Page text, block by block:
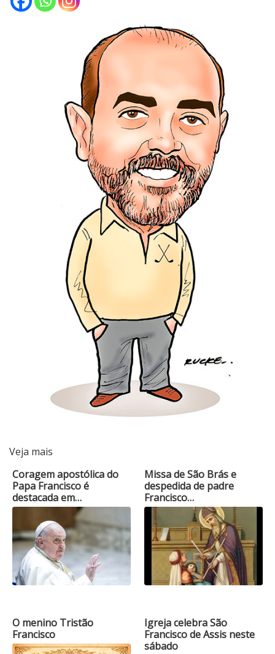
Veja mais
Coragem apostólica do
Papa Francisco é
destacada em…
Missa de São Brás e
despedida de padre
Francisco…
O menino Tristão
Francisco
Igreja celebra São
Francisco de Assis neste
sábado